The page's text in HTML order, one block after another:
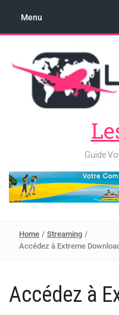
Menu
Guide
Home / Streaming /
Accédez à Extreme
Accédez à